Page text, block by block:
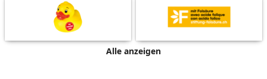
Alle anzeigen